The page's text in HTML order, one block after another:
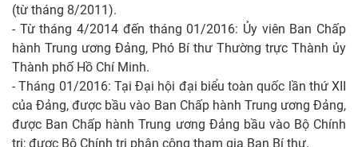
(từ tháng 8/2011).
- Từ tháng 4/2014 đến tháng 01/2016: Ủy viên Ban Chấp
hành Trung ương Đảng, Phó Bí thư Thường trực Thành ủy
Thành phố Hồ Chí Minh.
- Tháng 01/2016: Tại Đại hội đại biểu toàn quốc lần thứ XII
của Đảng, được bầu vào Ban Chấp hành Trung ương Đảng,
được Ban Chấp hành Trung ương Đảng bầu vào Bộ Chính
trị; được Bộ Chính trị phân công tham gia Ban Bí thư.